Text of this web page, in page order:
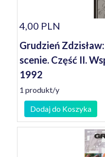
4,00 PLN
Grudzień
scenie. Część II.
1992
1 produkt/y
Dodaj do Koszyka